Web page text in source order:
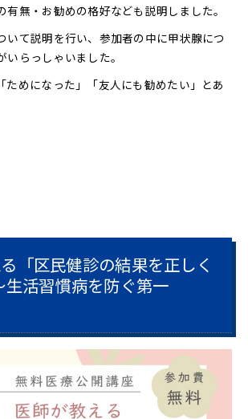
有無・お勧めの格好なども説明しました。
いて説明を行い、参加者の中に甲状腺につ
らっしゃいました。
ためになった」「友人にも勧めたい」とあ
「区民健診の結果を正しく
生活習慣病を防ぐ第一